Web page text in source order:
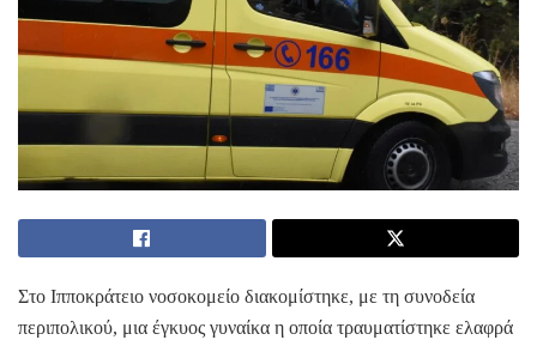
Στο Ιπποκράτειο νοσοκομείο διακομίστηκε, με τη συνοδεία
περιπολικού, μια έγκυος γυναίκα η οποία τραυματίστηκε ελαφρά